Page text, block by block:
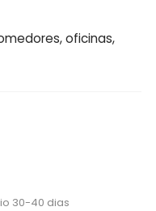
oficinas,
30-40 dias